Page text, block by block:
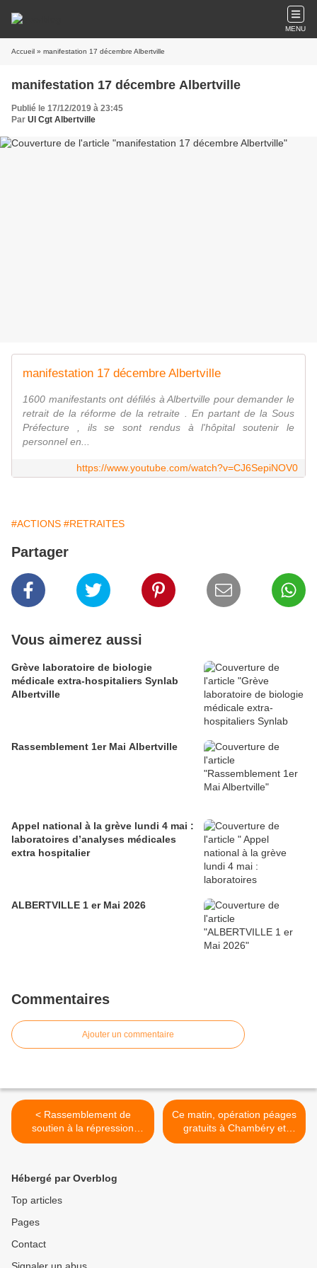
MENU
Accueil » manifestation 17 décembre Albertville
manifestation 17 décembre Albertville
Publié le 17/12/2019 à 23:45
Par Ul Cgt Albertville
manifestation 17 décembre Albertville
1600 manifestants ont défilés à Albertville pour demander le
retrait de la réforme de la retraite . En partant de la Sous
Préfecture , ils se sont rendus à l'hôpital soutenir le
personnel en...
https://www.youtube.com/watch?v=CJ6SepiNOV0
#ACTIONS #RETRAITES
Partager
Vous aimerez aussi
Grève laboratoire de biologie
médicale extra-hospitaliers Synlab
Albertville
Rassemblement 1er Mai Albertville
Appel national à la grève lundi 4 mai :
laboratoires d’analyses médicales
extra hospitalier
ALBERTVILLE 1 er Mai 2026
Commentaires
Ajouter un commentaire
< Rassemblement de
soutien à la répression
syndicale à Ugitech
Ce matin, opération péages
gratuits à Chambéry et
Albertville >
Hébergé par Overblog
Top articles
Pages
Contact